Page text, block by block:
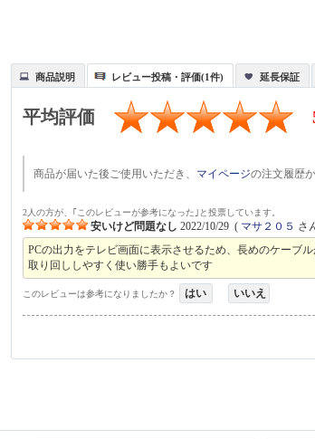
商品説明 レビュー投稿・評価(1件) 延長保証
平均評価
商品が届いた後ご使用いただき、 マイページの注文履歴
2人の方が、｢このレビューが参考になった｣と投票しています。
安いけど問題なし 2022/10/29 ( マサ２０５ さ
PCの出力をテレビ画面に表示させるため、長めのケーブ
取り回ししやすく使い勝手もよいです
このレビューは参考になりましたか？ はい いいえ